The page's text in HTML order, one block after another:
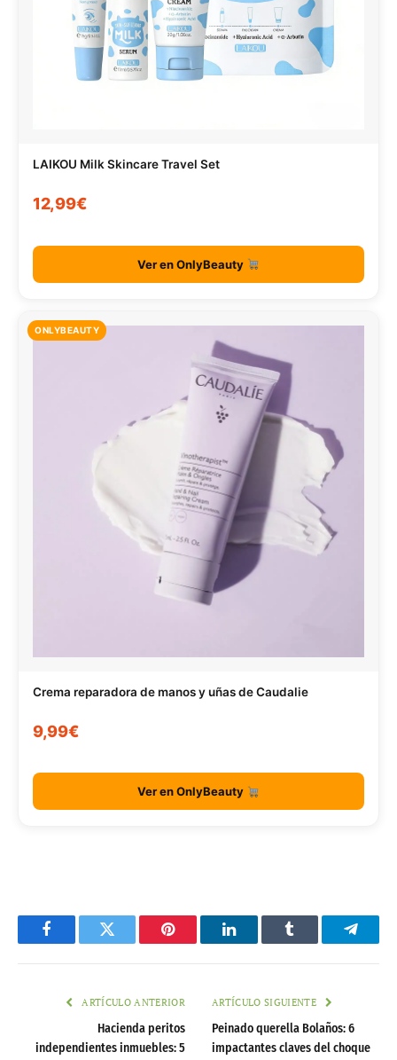
LAIKOU Milk Skincare Travel Set
12,99€
Ver en OnlyBeauty
ONLYBEAUTY
Crema reparadora de manos y uñas de Caudalie
9,99€
Ver en OnlyBeauty
FacebookTwitter Pinterest LinkedInTumblr
ARTÍCULO ANTERIOR
Hacienda peritos
independientes inmuebles: 5
ARTÍCULO SIGUIENTE
Peinado querella Bolaños: 6
impactantes claves del choque